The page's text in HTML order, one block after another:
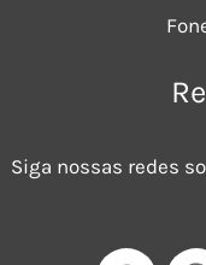
Siga nossas redes